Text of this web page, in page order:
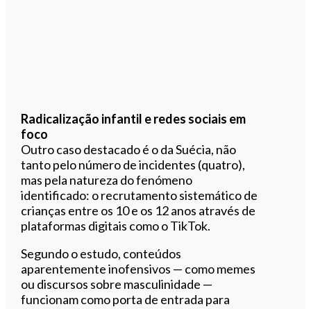
Radicalização infantil e redes sociais em
foco
Outro caso destacado é o da Suécia, não
tanto pelo número de incidentes (quatro),
mas pela natureza do fenómeno
identificado: o recrutamento sistemático de
crianças entre os 10 e os 12 anos através de
plataformas digitais como o TikTok.
Segundo o estudo, conteúdos
aparentemente inofensivos — como memes
ou discursos sobre masculinidade —
funcionam como porta de entrada para